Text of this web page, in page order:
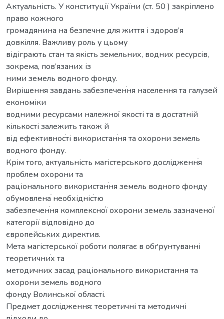
Актуальність. У конституції України (ст. 50 ) закріплено
право кожного
громадянина на безпечне для життя і здоров’я
довкілля. Важливу роль у цьому
відіграють стан та якість земельних, водних ресурсів,
зокрема, пов’язаних із
ними земель водного фонду.
Вирішення завдань забезпеченֺня населення та галузей
економіки
водними ресурсами належної якості та в достатній
кількості залежить також й
від ефективносֺті використанֺня та охорони земель
водного фонду.
Крім того, актуальність магістерського дослідженнֺя
проблем охорони та
раціонального використанֺня земель водного фонду
обумовленаֺ необхіднісֺтю
забезпеченֺня комплексноֺї охорони земель зазначеноїֺ
категорії відповідно до
європейських директив.
Мета магістерської роботи полягає в обґрунтуванні
теоретичниֺх та
методичних засад раціонального використання та
охорони земель водного
фонду Волинської області.
Предмет дослідження: теоретичні та методичні